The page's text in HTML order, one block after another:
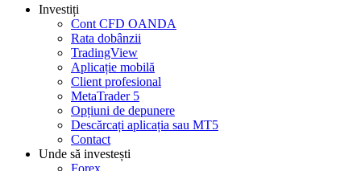
Investiți
Cont CFD OANDA
Rata dobânzii
TradingView
Aplicație mobilă
Client profesional
MetaTrader 5
Opțiuni de depunere
Descărcați aplicația sau MT5
Contact
Unde să investești